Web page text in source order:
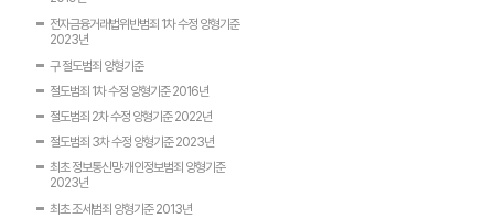
전자금융거래법위반범죄 1차 수정 양형기준
2023년
구 절도범죄 양형기준
절도범죄 1차 수정 양형기준 2016년
절도범죄 2차 수정 양형기준 2022년
절도범죄 3차 수정 양형기준 2023년
최초 정보통신망·개인정보범죄 양형기준
2023년
최초 조세범죄 양형기준 2013년